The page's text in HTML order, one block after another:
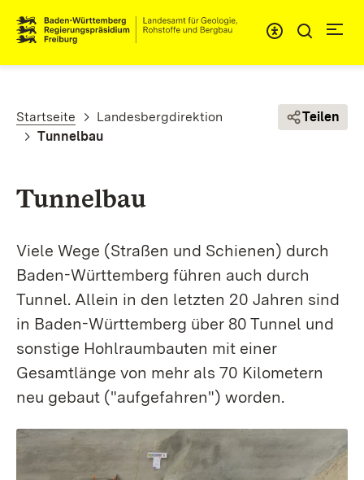
Pfadnavigation
Startseite
Landesbergdirektion
Tunnelbau
Teilen
Tunnelbau
Viele Wege (Straßen und Schienen) durch
Baden-Württemberg führen auch durch
Tunnel. Allein in den letzten 20 Jahren sind
in Baden-Württemberg über 80 Tunnel und
sonstige Hohlraum­bauten mit einer
Gesamtlänge von mehr als 70 Kilometern
neu gebaut ("aufgefahren") worden.